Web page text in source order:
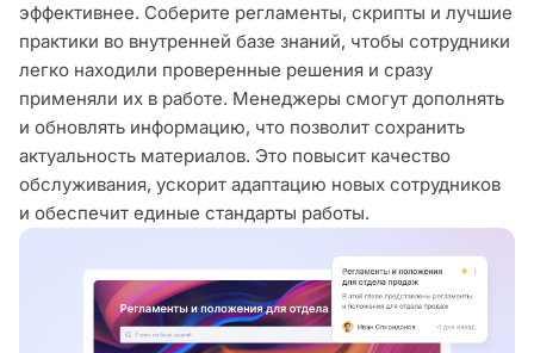
эффективнее. Соберите регламенты, скрипты и лучшие
практики во внутренней базе знаний, чтобы сотрудники
легко находили проверенные решения и сразу
применяли их в работе. Менеджеры смогут дополнять
и обновлять информацию, что позволит сохранить
актуальность материалов. Это повысит качество
обслуживания, ускорит адаптацию новых сотрудников
и обеспечит единые стандарты работы.